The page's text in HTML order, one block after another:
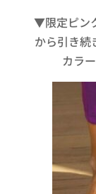
▼限定ピン
から引き続
カラ